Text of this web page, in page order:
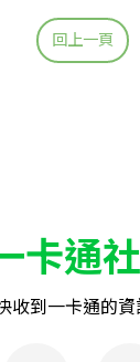
回上一頁
卡通
收到一卡通的資